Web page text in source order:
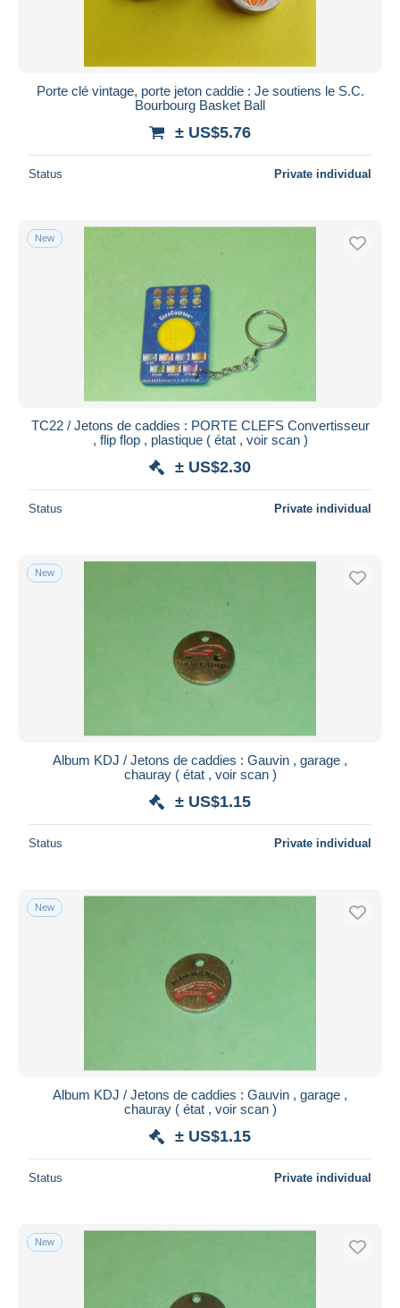
Porte clé vintage, porte jeton caddie : Je soutiens le S.C.
Bourbourg Basket Ball
± US$5.76
Status Private individual
New
TC22 / Jetons de caddies : PORTE CLEFS Convertisseur
, flip flop , plastique ( état , voir scan )
± US$2.30
Status Private individual
New
Album KDJ / Jetons de caddies : Gauvin , garage ,
chauray ( état , voir scan )
± US$1.15
Status Private individual
New
Album KDJ / Jetons de caddies : Gauvin , garage ,
chauray ( état , voir scan )
± US$1.15
Status Private individual
New